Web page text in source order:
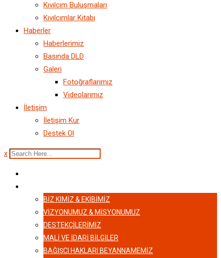
Kıvılcım Buluşmaları
Kıvılcımlar Kitabı
Haberler
Haberlerimiz
Basında DLD
Galeri
Fotoğraflarımız
Videolarımız
İletişim
İletişim Kur
Destek Ol
x
BIZ KIMIZ & EKIBIMIZ
VİZYONUMUZ & MİSYONUMUZ
DESTEKÇILERIMIZ
MALI VE İDARI BILGILER
BAĞIŞCI HAKLARI BEYANNAMEMIZ